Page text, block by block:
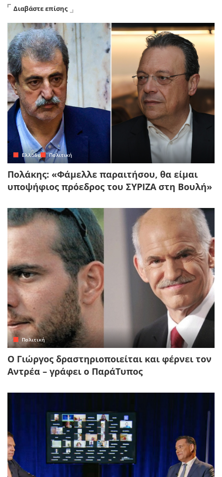
Διαβάστε επίσης
Ελλάδα Πολιτική
Πολάκης: «Φάμελλε παραιτήσου, θα είμαι
υποψήφιος πρόεδρος του ΣΥΡΙΖΑ στη Βουλή»
Πολιτική
Ο Γιώργος δραστηριοποιείται και φέρνει τον
Αντρέα – γράφει ο ΠαράΤυπος